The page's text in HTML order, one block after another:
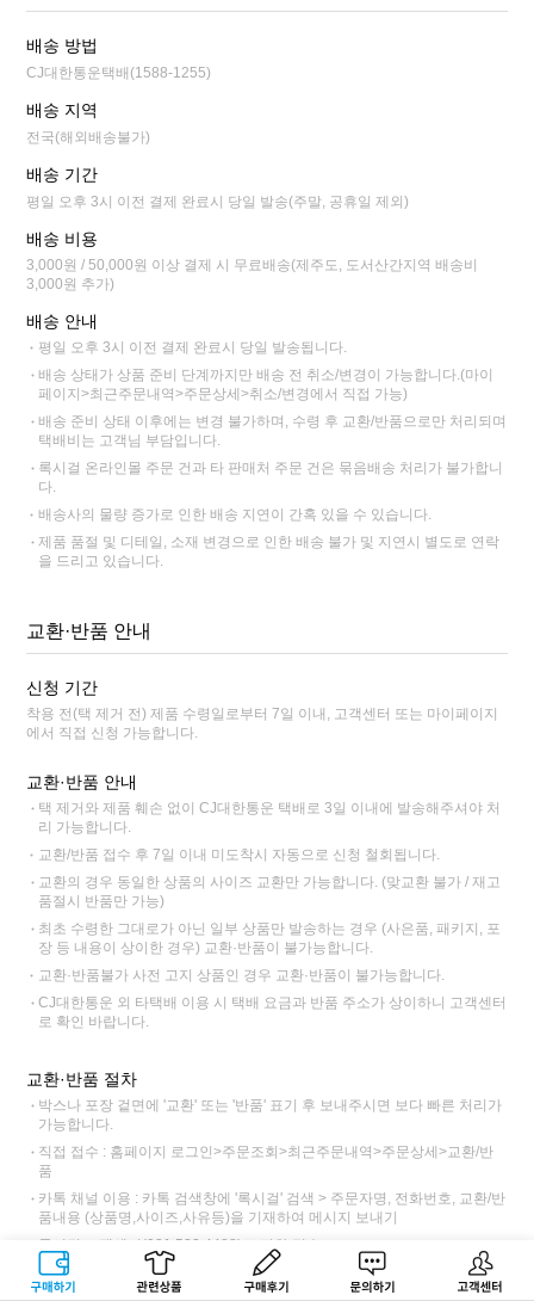
구매하기 관련상품 상품후기 문의하기 고객센터
배송 방법
CJ대한통운택배(1588-1255)
배송 지역
전국(해외배송불가)
배송 기간
평일 오후 3시 이전 결제 완료시 당일 발송(주말, 공휴일 제외)
배송 비용
3,000원 / 50,000원 이상 결제 시 무료배송(제주도, 도서산간지역 배송비
3,000원 추가)
배송 안내
평일 오후 3시 이전 결제 완료시 당일 발송됩니다.
배송 상태가 상품 준비 단계까지만 배송 전 취소/변경이 가능합니다.(마이
페이지>최근주문내역>주문상세>취소/변경에서 직접 가능)
배송 준비 상태 이후에는 변경 불가하며, 수령 후 교환/반품으로만 처리되며
택배비는 고객님 부담입니다.
록시걸 온라인몰 주문 건과 타 판매처 주문 건은 묶음배송 처리가 불가합니
다.
배송사의 물량 증가로 인한 배송 지연이 간혹 있을 수 있습니다.
제품 품절 및 디테일, 소재 변경으로 인한 배송 불가 및 지연시 별도로 연락
을 드리고 있습니다.
교환·반품 안내
신청 기간
착용 전(택 제거 전) 제품 수령일로부터 7일 이내, 고객센터 또는 마이페이지
에서 직접 신청 가능합니다.
교환·반품 안내
택 제거와 제품 훼손 없이 CJ대한통운 택배로 3일 이내에 발송해주셔야 처
리 가능합니다.
교환/반품 접수 후 7일 이내 미도착시 자동으로 신청 철회됩니다.
교환의 경우 동일한 상품의 사이즈 교환만 가능합니다. (맞교환 불가 / 재고
품절시 반품만 가능)
최초 수령한 그대로가 아닌 일부 상품만 발송하는 경우 (사은품, 패키지, 포
장 등 내용이 상이한 경우) 교환·반품이 불가능합니다.
교환·반품불가 사전 고지 상품인 경우 교환·반품이 불가능합니다.
CJ대한통운 외 타택배 이용 시 택배 요금과 반품 주소가 상이하니 고객센터
로 확인 바랍니다.
교환·반품 절차
박스나 포장 겉면에 '교환' 또는 '반품' 표기 후 보내주시면 보다 빠른 처리가
가능합니다.
직접 접수 : 홈페이지 로그인>주문조회>최근주문내역>주문상세>교환/반
품
카톡 채널 이용 : 카톡 검색창에 '록시걸' 검색 > 주문자명, 전화번호, 교환/반
품내용 (상품명,사이즈,사유등)을 기재하여 메시지 보내기
록시걸 고객센터(031.522.4488)로 전화 접수
교환 접수 후 CJ대한통운 기사님 방문 > 택배비 6,000원 (제주, 도서산간
12,000원)동봉 또는 입금하여 전달 > 록시걸 도착>제품 검수 후 교환 출고